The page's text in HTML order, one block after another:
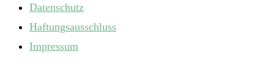
Datenschutz
Haftungsausschluss
Impressum